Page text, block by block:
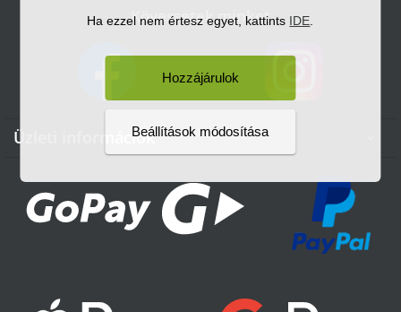
Ha ezzel nem értesz egyet, kattints IDE
Hozzájárulok
Beállítások módosítása
Kövessetek minket
Üzleti információk